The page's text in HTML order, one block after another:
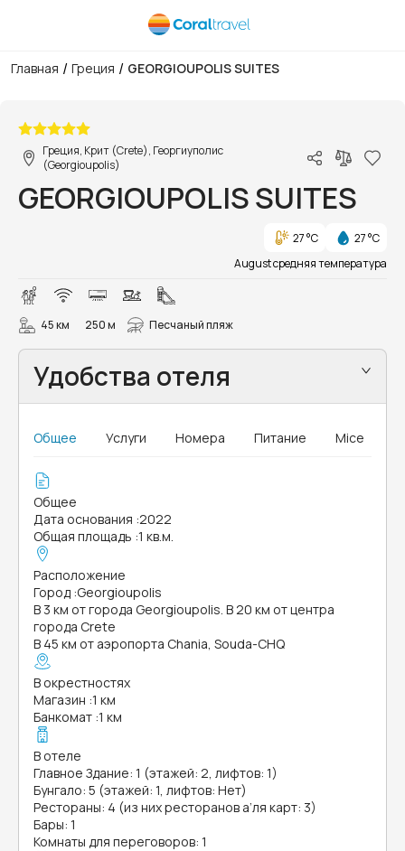
Главная / Греция / GEORGIOUPOLIS SUITES
Греция, Крит (Crete), Георгиуполис
(Georgioupolis)
GEORGIOUPOLIS SUITES
27 °C
27 °C
August средняя температура
45 км 250 м Песчаный пляж
Удобства отеля
Общее Услуги Номера Питание Mice
Общее
Дата основания :2022
Общая площадь :1 кв.м.
Расположение
Город :Georgioupolis
В 3 км от города Georgioupolis. В 20 км от центра
города Crete
В 45 км от аэропорта Chania, Souda-CHQ
В окрестностях
Магазин :1 км
Банкомат :1 км
В отеле
Главное Здание: 1 (этажей: 2, лифтов: 1)
Бунгало: 5 (этажей: 1, лифтов: Нет)
Рестораны: 4 (из них ресторанов а’ля карт: 3)
Бары: 1
Комнаты для переговоров: 1